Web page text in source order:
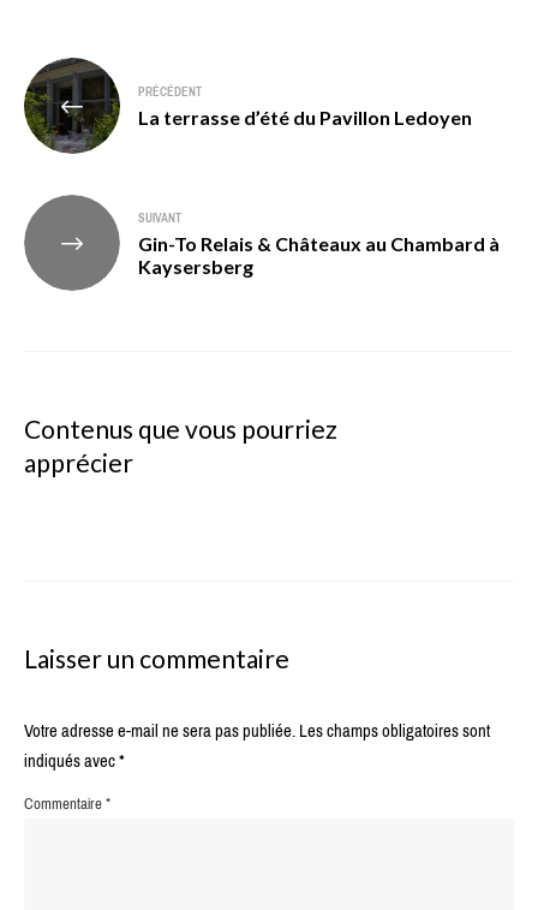
Navigation
de
l’article
PRÉCÉDENT
La terrasse d’été du Pavillon Ledoyen
SUIVANT
Gin-To Relais & Châteaux au Chambard à
Kaysersberg
Contenus que vous pourriez
apprécier
Laisser un commentaire
Votre adresse e-mail ne sera pas publiée.Les champs obligatoires sont
indiqués avec*
Commentaire*